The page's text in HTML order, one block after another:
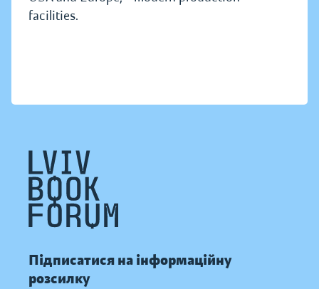
facilities.
Підписатися на інформаційну
розсилку